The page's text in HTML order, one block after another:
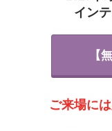
イン
【
ご来場に